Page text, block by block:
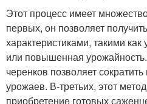
Этот процесс имеет
первых, он позволяет
характеристиками, такими как
или повышенная
черенков позволяет
урожаев. В-третьих, этот
приобретение готовых